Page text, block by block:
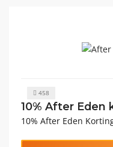
458
10% After Eden
10% After Eden